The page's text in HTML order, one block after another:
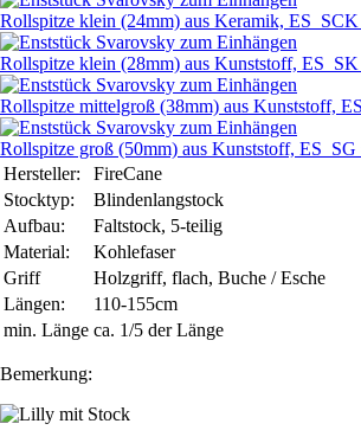
Rollspitze klein (24mm) aus Keramik, ES_SCK
Rollspitze klein (28mm) aus Kunststoff, ES_SK
Rollspitze mittelgroß (38mm) aus Kunststoff,
Rollspitze groß (50mm) aus Kunststoff, ES_SG
Hersteller:
FireCane
Stocktyp:
Blindenlangstock
Aufbau:
Faltstock, 5-teilig
Material:
Kohlefaser
Griff
Holzgriff, flach, Buche / Esche
Längen:
110-155cm
min. Länge ca. 1/5 der Länge
Bemerkung: